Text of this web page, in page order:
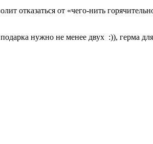
отказаться от «чего-нить
нужно не менее двух :)), герма